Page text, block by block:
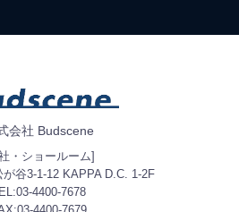
会社 Budscene
・ショールーム]
谷3-1-12 KAPPA D.C. 1-2F
4400-7678